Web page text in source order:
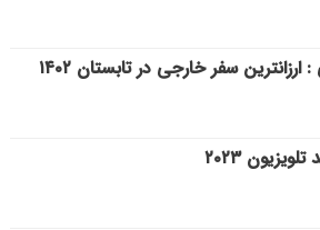
ارزانترین سفر خارجی در تابستان ۱۴۰۲
۲۰۲۳